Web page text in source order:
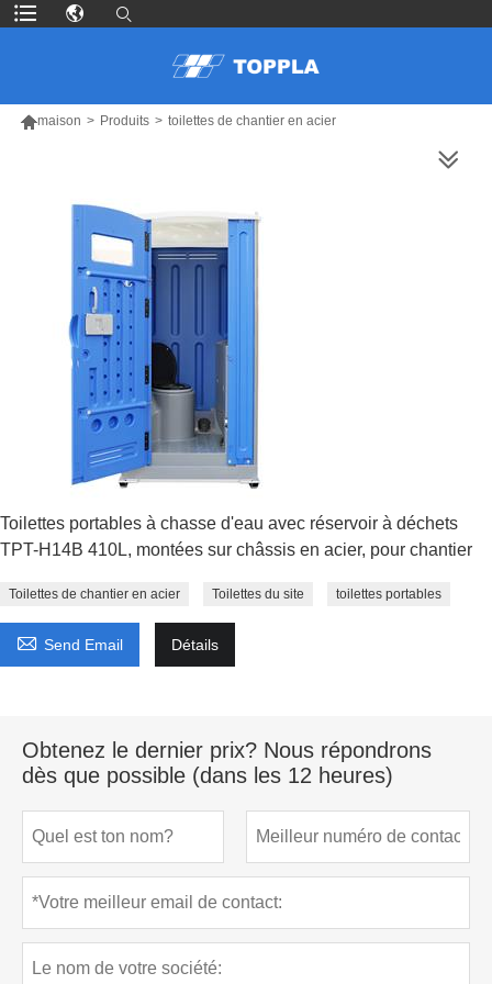
maison > Produits > toilettes de chantier en acier
Toilettes portables à chasse d'eau avec réservoir à déchets
TPT-H14B 410L, montées sur châssis en acier, pour chantier
Toilettes de chantier en acier Toilettes du site toilettes portables
 Send Email Détails
Obtenez le dernier prix? Nous répondrons
dès que possible (dans les 12 heures)